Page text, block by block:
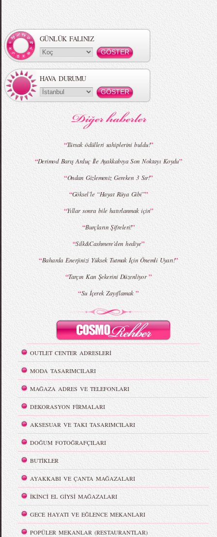
MBFWI - Gülçin Çengel 2015 Yaz
MBFWI - Zeynep Erdoğan 2015 Yaz
MBFWI - Giray Sepin 2015 Yaz Koleksiyonu MBFWI - Burçe Bekrek 2015 Yaz Koleksiyonu
GÜNLÜK FALINIZ
HAVA DURUMU
“Türsak ödülleri sahiplerini buldu!”
“Derimod Barış Arduç İle Ayakkabıya Son Noktayı Koydu”
“Ondan Gizlemeniz Gereken 3 Sır!”
“Göksel’le “Hayat Rüya Gibi””
“Yıllar sonra bile hatırlanmak için”
“Burçların Şifreleri!”
“Silk&Cashmere'den hediye”
“Baharda Enerjinizi Yüksek Tutmak İçin Önemli Uyarı!”
“Tarçın Kan Şekerini Düzenliyor”
“Su İçerek Zayıflamak”
OUTLET CENTER ADRESLERİ
MODA TASARIMCILARI
MAĞAZA ADRES VE TELEFONLARI
DEKORASYON FİRMALARI
AKSESUAR VE TAKI TASARIMCILARI
DOĞUM FOTOĞRAFÇILARI
BUTİKLER
AYAKKABI VE ÇANTA MAĞAZALARI
İKİNCİ EL GİYSİ MAĞAZALARI
GECE HAYATI VE EĞLENCE MEKANLARI
POPÜLER MEKANLAR (RESTAURANTLAR)